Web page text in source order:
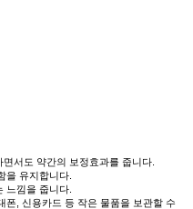
서도 약간의 보정효과를 줍니다.
을 유지합니다.
느낌을 줍니다.
폰, 신용카드 등 작은 물품을 보관할 수